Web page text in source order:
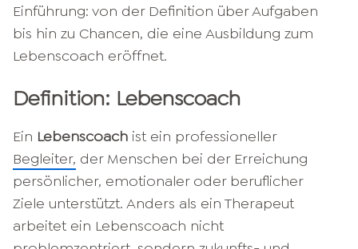
Einführung: von der Definition über Aufgaben
bis hin zu Chancen, die eine Ausbildung zum
Lebenscoach eröffnet.
Definition: Lebenscoach
Ein Lebenscoach ist ein professioneller
Begleiter, der Menschen bei der Erreichung
persönlicher, emotionaler oder beruflicher
Ziele unterstützt. Anders als ein Therapeut
arbeitet ein Lebenscoach nicht